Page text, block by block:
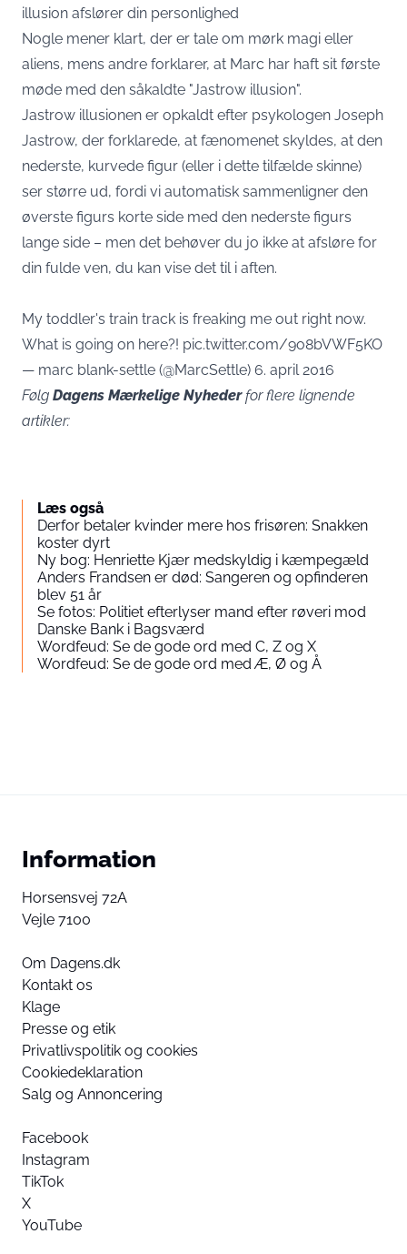
illusion afslører din personlighed
Nogle mener klart, der er tale om mørk magi eller
aliens, mens andre forklarer, at Marc har haft sit første
møde med den såkaldte "Jastrow illusion".
Jastrow illusionen er opkaldt efter psykologen Joseph
Jastrow, der forklarede, at fænomenet skyldes, at den
nederste, kurvede figur (eller i dette tilfælde skinne)
ser større ud, fordi vi automatisk sammenligner den
øverste figurs korte side med den nederste figurs
lange side – men det behøver du jo ikke at afsløre for
din fulde ven, du kan vise det til i aften.
My toddler's train track is freaking me out right now.
What is going on here?! pic.twitter.com/9o8bVWF5KO
— marc blank-settle (@MarcSettle) 6. april 2016
Følg Dagens Mærkelige Nyhederfor flere lignende
artikler:
Læs også
Derfor betaler kvinder mere hos frisøren: Snakken
koster dyrt
Ny bog: Henriette Kjær medskyldig i kæmpegæld
Anders Frandsen er død: Sangeren og opfinderen
blev 51 år
Se fotos: Politiet efterlyser mand efter røveri mod
Danske Bank i Bagsværd
Wordfeud: Se de gode ord med C, Z og X
Wordfeud: Se de gode ord med Æ, Ø og Å
Information
Horsensvej 72A
Vejle 7100
Om Dagens.dk
Kontakt os
Klage
Presse og etik
Privatlivspolitik og cookies
Cookiedeklaration
Salg og Annoncering
Facebook
Instagram
TikTok
X
YouTube